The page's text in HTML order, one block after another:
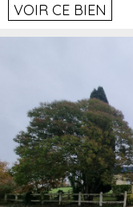
VOIR CE BIEN